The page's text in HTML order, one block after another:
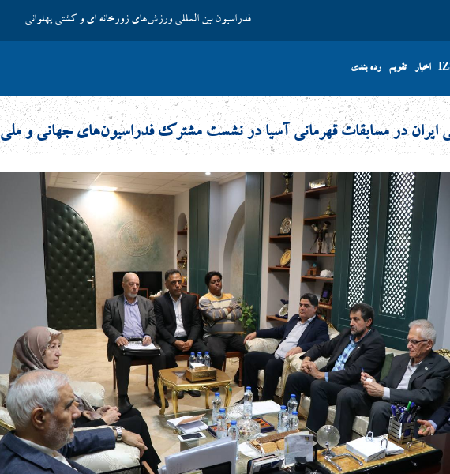
فدراسیون بین المللی ورزش‌های زورخانه ای و کشتی پهلوانی
اخبار تقویم رده بندی
ایران در مسابقات قهرمانی آسیا در نشست مشترک فدراسیون‌های جهانی و ملی